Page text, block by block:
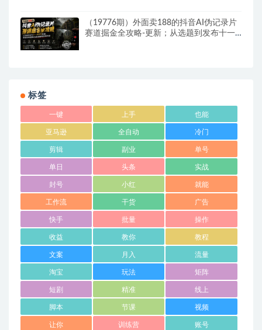
（19776期）外面卖188的抖音AI伪记录片
赛道掘金全攻略-更新；从选题到发布十一
标签
一键 上手 也能
亚马逊 全自动 冷门
剪辑 副业 单号
单日 头条 实战
封号 小红 就能
工作流 干货 广告
快手 批量 操作
收益 教你 教程
文案 月入 流量
淘宝 玩法 矩阵
短剧 精准 线上
脚本 节课 视频
让你 训练营 账号